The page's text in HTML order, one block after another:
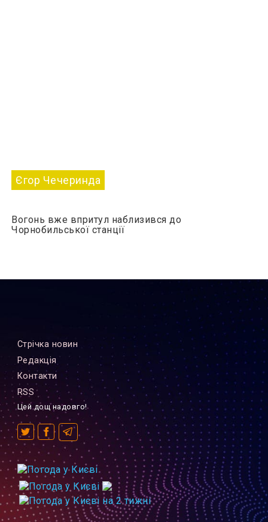
Єгор Чечеринда
Вогонь вже впритул наблизився до
Чорнобильської станції
Стрiчка новин
Редакцiя
Контакти
RSS
Цей дощ надовго!